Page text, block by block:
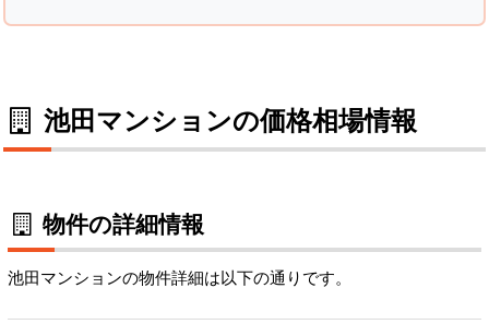
池田マンションの価格相場情報
物件の詳細情報
池田マンションの物件詳細は以下の通りです。